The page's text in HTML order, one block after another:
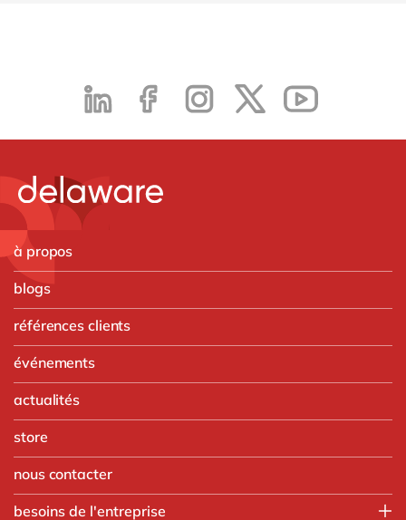
à propos
blogs
références clients
événements
actualités
store
nous contacter
besoins de l'entreprise